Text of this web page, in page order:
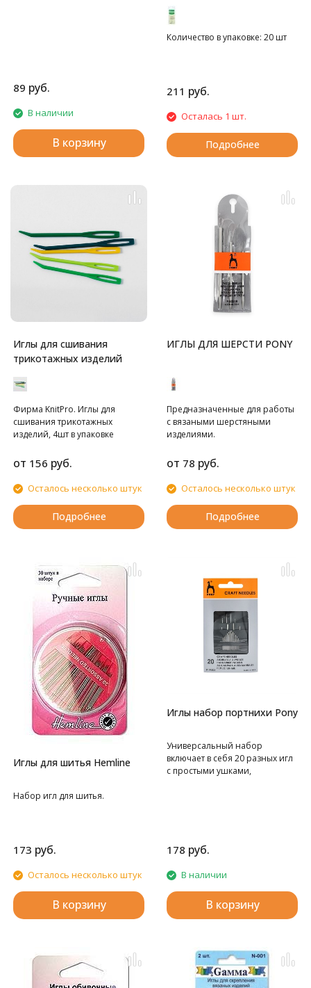
89 руб.
В наличии
В корзину
Количество в упаковке: 20 шт
211 руб.
Осталась 1 шт.
Подробнее
Иглы для сшивания
трикотажных изделий
Фирма KnitPro. Иглы для
сшивания трикотажных
изделий, 4шт в упаковке
от 156 руб.
Осталось несколько штук
Подробнее
ИГЛЫ ДЛЯ ШЕРСТИ PONY
Предназначенные для работы
с вязаными шерстяными
изделиями.
от 78 руб.
Осталось несколько штук
Подробнее
Иглы для шитья Hemline
Набор игл для шитья.
173 руб.
Осталось несколько штук
В корзину
Иглы набор портнихи Pony
Универсальный набор
включает в себя 20 разных игл
с простыми ушками,
178 руб.
В наличии
В корзину